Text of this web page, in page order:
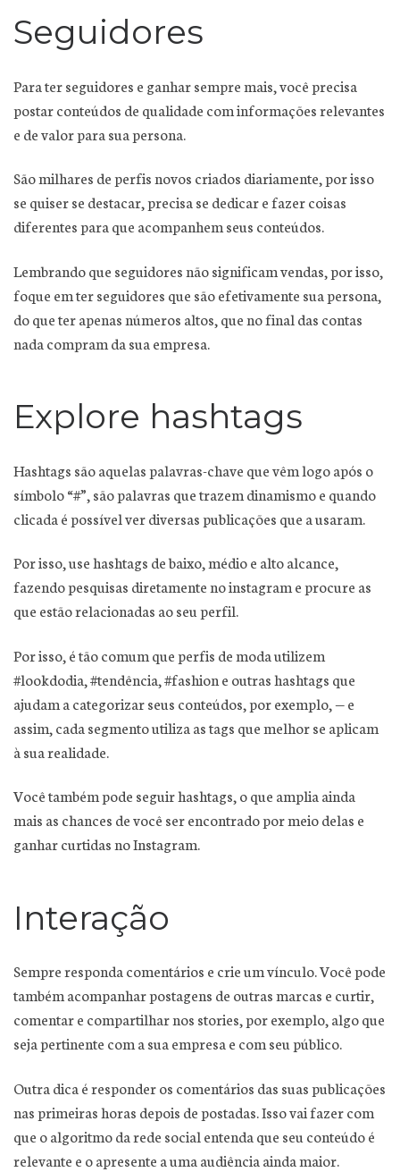
Seguidores
Para ter seguidores e ganhar sempre mais, você precisa
postar conteúdos de qualidade com informações relevantes
e de valor para sua persona.
São milhares de perfis novos criados diariamente, por isso
se quiser se destacar, precisa se dedicar e fazer coisas
diferentes para que acompanhem seus conteúdos.
Lembrando que seguidores não significam vendas, por isso,
foque em ter seguidores que são efetivamente sua persona,
do que ter apenas números altos, que no final das contas
nada compram da sua empresa.
Explore hashtags
Hashtags são aquelas palavras-chave que vêm logo após o
símbolo “#”, são palavras que trazem dinamismo e quando
clicada é possível ver diversas publicações que a usaram.
Por isso, use hashtags de baixo, médio e alto alcance,
fazendo pesquisas diretamente no instagram e procure as
que estão relacionadas ao seu perfil.
Por isso, é tão comum que perfis de moda utilizem
#lookdodia, #tendência, #fashion e outras hashtags que
ajudam a categorizar seus conteúdos, por exemplo, — e
assim, cada segmento utiliza as tags que melhor se aplicam
à sua realidade.
Você também pode seguir hashtags, o que amplia ainda
mais as chances de você ser encontrado por meio delas e
ganhar curtidas no Instagram.
Interação
Sempre responda comentários e crie um vínculo. Você pode
também acompanhar postagens de outras marcas e curtir,
comentar e compartilhar nos stories, por exemplo, algo que
seja pertinente com a sua empresa e com seu público.
Outra dica é responder os comentários das suas publicações
nas primeiras horas depois de postadas. Isso vai fazer com
que o algoritmo da rede social entenda que seu conteúdo é
relevante e o apresente a uma audiência ainda maior.